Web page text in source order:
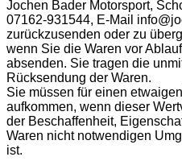
Jochen Bader Motorsport,
07162-931544, E-Mail
zurückzusenden oder zu
wenn Sie die Waren vor
absenden. Sie tragen die
Rücksendung der Waren.
Sie müssen für einen
aufkommen, wenn dieser
der Beschaffenheit,
Waren nicht notwendigen
ist.